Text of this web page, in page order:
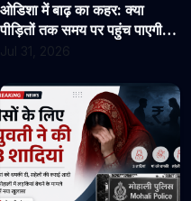
ओडिशा में बाढ़ का कहर: क्या
पीड़ितों तक समय पर पहुंच पाएगी